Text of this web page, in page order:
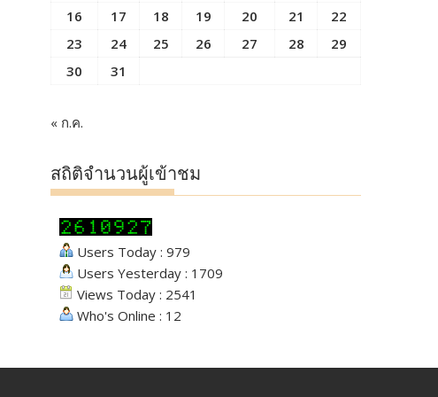
16
17 18 19 20 21
22
23
24 25 26 27 28
29
30
31
« ก.ค.
สถิติจำนวนผู้เข้าชม
Users Today : 979
Users Yesterday : 1709
Views Today : 2541
Who's Online : 12